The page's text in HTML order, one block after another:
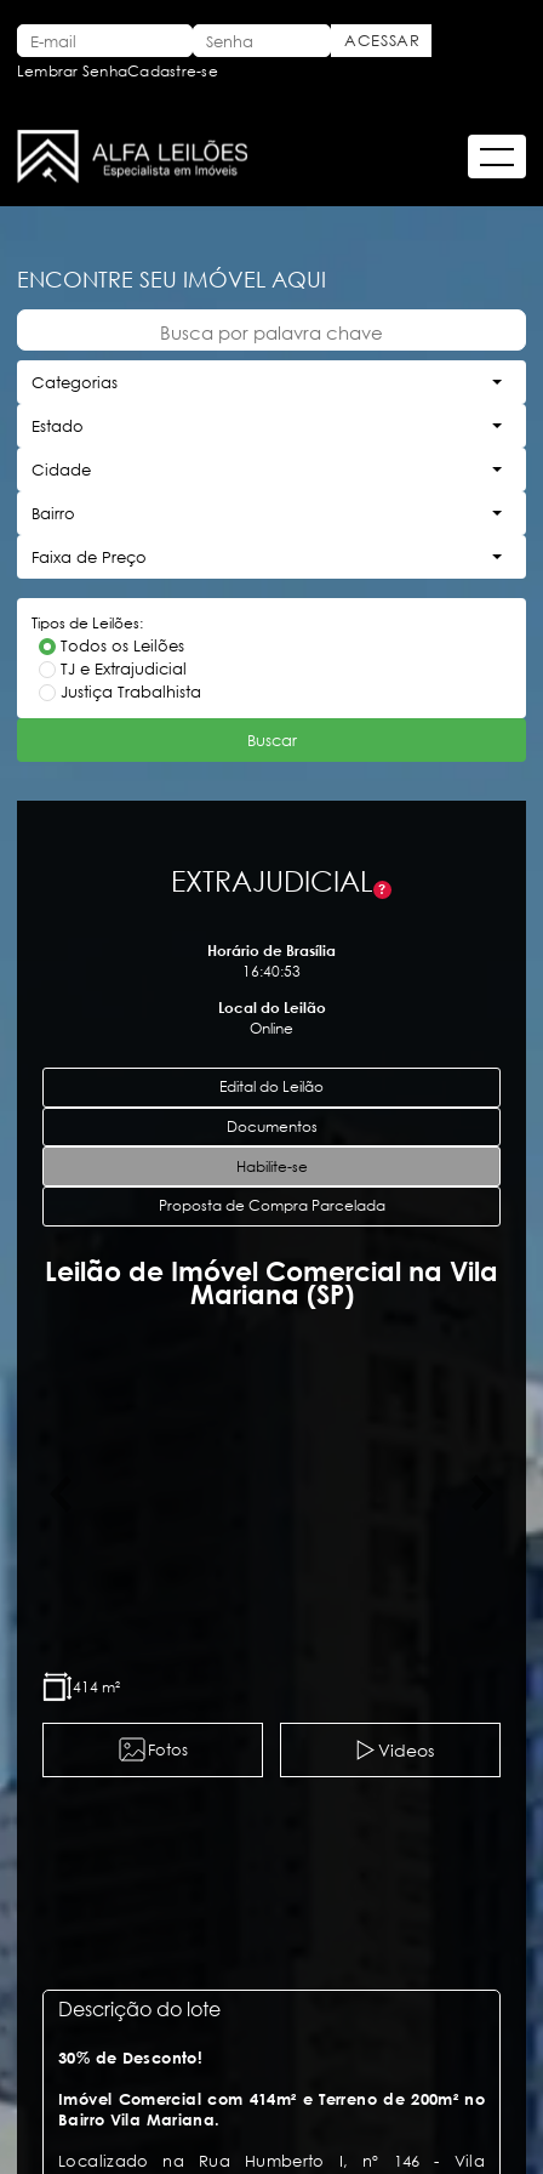
Lembrar SenhaCadastre-se
ENCONTRE SEU IMÓVEL AQUI
Categorias
Estado
Cidade
Bairro
Faixa de Preço
Tipos de Leilões:
Todos os Leilões
TJ e Extrajudicial
Justiça Trabalhista
Buscar
EXTRAJUDICIAL ?
Horário de Brasília
16:40:54
Local do Leilão
Online
Edital do Leilão
Documentos
Habilite-se
Proposta de Compra Parcelada
Leilão de Imóvel Comercial na Vila
Mariana (SP)
414 m²
Fotos Videos
Descrição do lote
30% de Desconto!
Imóvel Comercial com 414m² e Terreno de 200m² no
Bairro Vila Mariana.
Localizado na Rua Humberto I, nº 146 - Vila